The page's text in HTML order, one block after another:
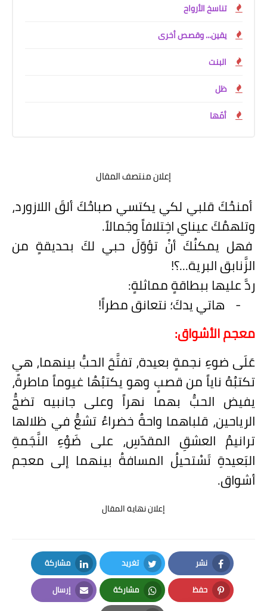
تناسخ الأرواح
يقين... وقصص أخرى
البنت
ظل
أمّها
إعلان منتصف المقال
أمنحُكَ قلبي لكي يكتسي صباحُكَ ألقَ اللازورد،
وتلهمُكَ عيناي اخِتلافاً وجَمالاً.
فهل يمكنُكَ أنْ تؤوّلَ حبي لكَ بحديقةٍ من
الزَّنابق البرية...؟!
ردَّ عليها ببطاقةٍ مماثلةٍ:
- هاتي يدكَ؛ نتعانق مطراً!
معجم الأشواق:
عَلَى ضوءِ نجمةٍ بعيدة، تفتَّحَ الحبُّ بينهما، هي
تكتبُهُ ناياً من قصبٍ وهو يكتبُهُا غيوماً ماطرةً،
يفيض الحبُّ بهما نهراً وعلى جانبيه تضجُّ
الرياحين، قلباهما واحةٌ خضراءُ تشعُّ في ظلالها
ترانيمُ العشقِ المقدّسِ، على ضَوْءِ النَّجَمةِ
البَعيدةِ تَسْتحيلُ المسافةُ بينهما إلى معجم
أشواق.
إعلان نهاية المقال
نشر
Facebook
تغريد
Twitter
مشاركة
LinkedIn
حفظ
Pinterest
مشاركة
Whatsapp
إرسال
Email